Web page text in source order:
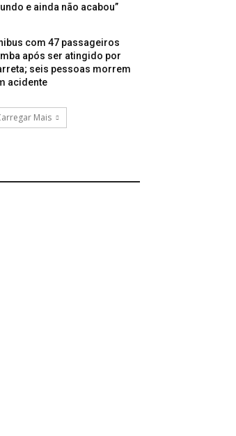
e ainda não acabou”
com 47 passageiros
após ser atingido por
seis pessoas morrem
acidente
Mais